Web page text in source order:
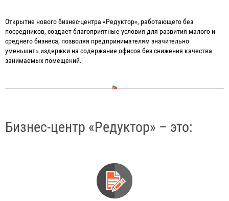
Открытие нового бизнес-центра «Редуктор», работающего без
посредников, создает благоприятные условия для развития малого и
среднего бизнеса, позволяя предпринимателям значительно
уменьшить издержки на содержание офисов без снижения качества
занимаемых помещений.
Бизнес-центр «Редуктор» – это: